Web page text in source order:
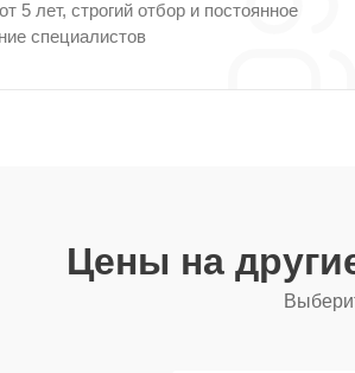
5 лет, строгий отбор и постоянное
специалистов
Цены на